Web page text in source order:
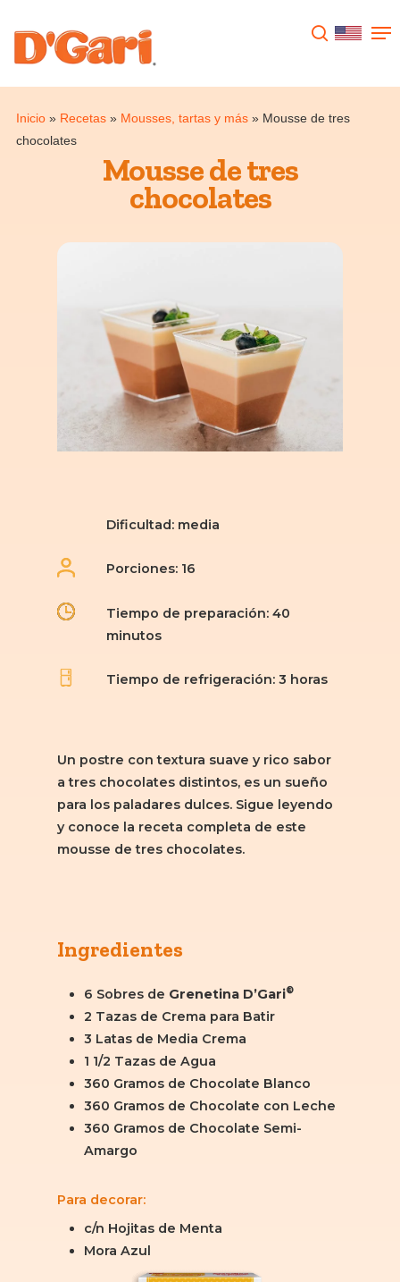
Inicio» Recetas» Mousses, tartas y más» Mousse de tres
chocolates
Presione enter para buscar o ESC para
Mousse de tres
chocolates
Dificultad: media
Porciones: 16
Tiempo de preparación: 40
minutos
Tiempo de refrigeración: 3 horas
Un postre con textura suave y rico sabor
a tres chocolates distintos, es un sueño
para los paladares dulces. Sigue leyendo
y conoce la receta completa de este
mousse de tres chocolates.
Ingredientes
6 Sobres de Grenetina D’Gari®
2 Tazas de Crema para Batir
3 Latas de Media Crema
1 1/2 Tazas de Agua
360 Gramos de Chocolate Blanco
360 Gramos de Chocolate con Leche
360 Gramos de Chocolate Semi-
Amargo
Para decorar:
c/n Hojitas de Menta
Mora Azul